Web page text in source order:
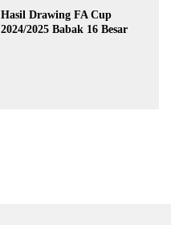
Hasil Drawing FA Cup
2024/2025 Babak 16 Besar